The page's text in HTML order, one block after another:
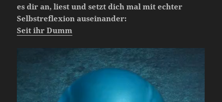
es dir an, liest und setzt dich mal mit echter
Selbstreflexion auseinander:
Seit ihr Dumm
Player